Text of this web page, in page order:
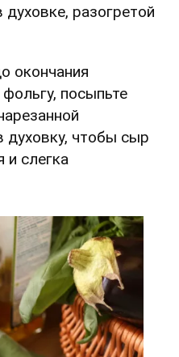
разогретой
окончания
посыпьте
духовку, чтобы сыр
и слегка